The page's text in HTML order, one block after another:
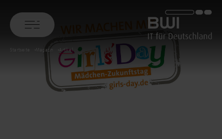
BWI GmbH
Startseite Magazin Artikel